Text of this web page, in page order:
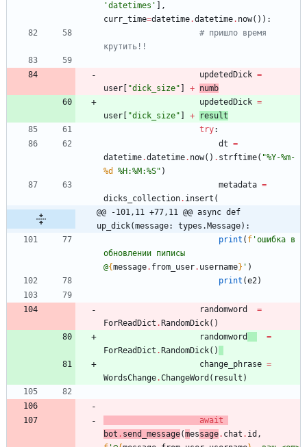
'datetimes '
,
curr_time=datetime.datetime. now( ) ) :
# пришло время
крутить!!
updetedDick =
user
"dick_size" + numb
updetedDick =
user
"dick_size" +
result
try:
dt =
datetime.datetime. now( ) . strftime( "%Y-%m-
%d
%H:%M:%S" )
metadata =
dicks_collection. insert (
@@ -101,11 +77,11 @@ async def
up_dick(message: types.Message):
print ( f 'ошибка в
обновлении пиписы
@{message. from_user. username} ' )
print (e2)
randomword
=
ForReadDict . RandomDick( )
randomword
=
ForReadDict . RandomDick( )
change_phrase =
WordsChange.ChangeWord ( result )
await
bot . send_message(message. chat . id ,